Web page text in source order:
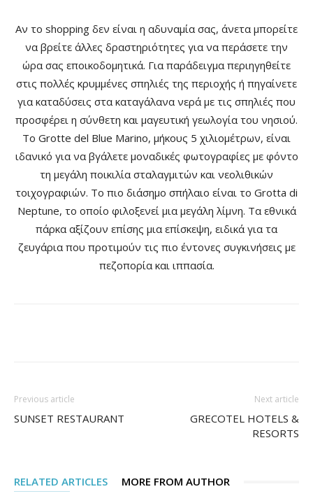
Αν το shopping δεν είναι η αδυναμία σας, άνετα μπορείτε
να βρείτε άλλες δραστηριότητες για να περάσετε την
ώρα σας εποικοδομητικά. Για παράδειγμα περιηγηθείτε
στις πολλές κρυμμένες σπηλιές της περιοχής ή πηγαίνετε
για καταδύσεις στα καταγάλανα νερά με τις σπηλιές που
προσφέρει η σύνθετη και μαγευτική γεωλογία του νησιού.
Το Grotte del Blue Marino, μήκους 5 χιλιομέτρων, είναι
ιδανικό για να βγάλετε μοναδικές φωτογραφίες με φόντο
τη μεγάλη ποικιλία σταλαγμιτών και νεολιθικών
τοιχογραφιών. Το πιο διάσημο σπήλαιο είναι το Grotta di
Neptune, το οποίο φιλοξενεί μια μεγάλη λίμνη. Τα εθνικά
πάρκα αξίζουν επίσης μια επίσκεψη, ειδικά για τα
ζευγάρια που προτιμούν τις πιο έντονες συγκινήσεις με
πεζοπορία και ιππασία.
Previous article
SUNSET RESTAURANT
Next article
GRECOTEL HOTELS &
RESORTS
RELATED ARTICLES MORE FROM AUTHOR